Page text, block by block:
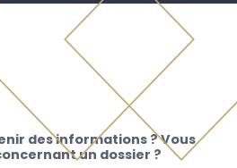
des informations ? Vous
un dossier ?